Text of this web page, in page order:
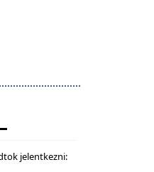
jelentkezni: